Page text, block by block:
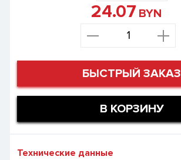
24.07 BYN
БЫСТРЫЙ ЗАКАЗ
В КОРЗИНУ
Технические данные